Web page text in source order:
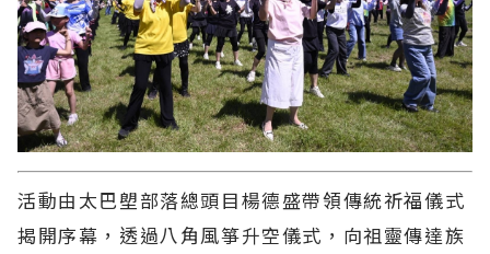
活動由太巴塱部落總頭目楊德盛帶領傳統祈福儀式
揭開序幕，透過八角風箏升空儀式，向祖靈傳達族